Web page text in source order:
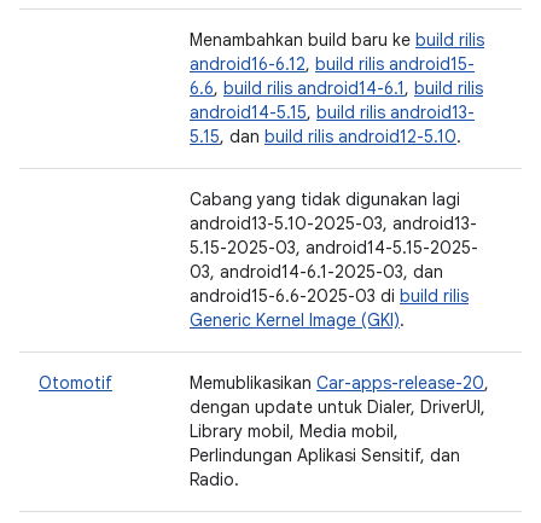
Menambahkan build baru ke build rilis
android16-6.12, build rilis android15-
6.6, build rilis android14-6.1, build rilis
android14-5.15, build rilis android13-
5.15, dan build rilis android12-5.10.
Cabang yang tidak digunakan lagi
android13-5.10-2025-03, android13-
5.15-2025-03, android14-5.15-2025-
03, android14-6.1-2025-03, dan
android15-6.6-2025-03 di build rilis
Generic Kernel Image (GKI).
Otomotif Memublikasikan Car-apps-release-20,
dengan update untuk Dialer, DriverUI,
Library mobil, Media mobil,
Perlindungan Aplikasi Sensitif, dan
Radio.